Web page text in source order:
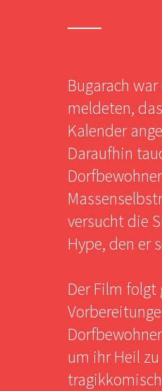
Bugarach
meldeten,
Kalender
Daraufhin
versucht die
Hype, den er
Der Film folgt
um ihr Heil